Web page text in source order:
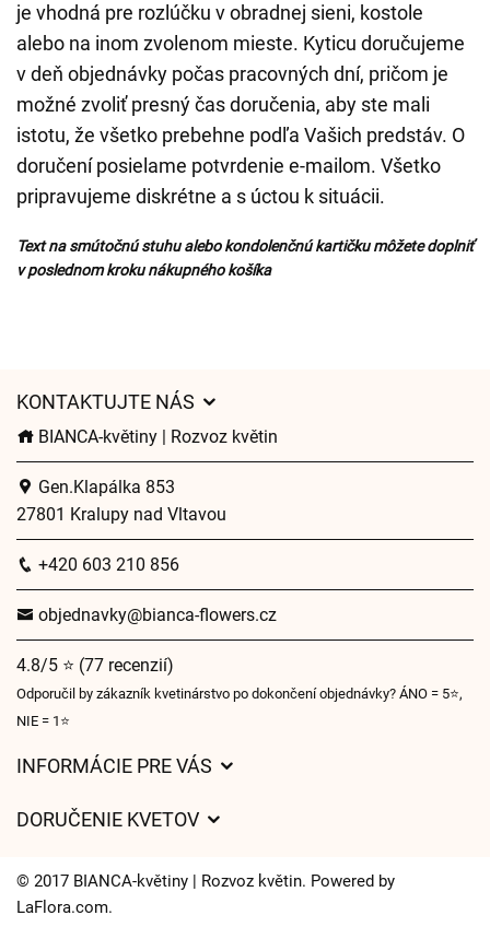
je vhodná pre rozlúčku v obradnej sieni, kostole
alebo na inom zvolenom mieste. Kyticu doručujeme
v deň objednávky počas pracovných dní, pričom je
možné zvoliť presný čas doručenia, aby ste mali
istotu, že všetko prebehne podľa Vašich predstáv. O
doručení posielame potvrdenie e-mailom. Všetko
pripravujeme diskrétne a s úctou k situácii.
Text na smútočnú stuhu alebo kondolenčnú kartičku môžete doplniť
v poslednom kroku nákupného košíka
KONTAKTUJTE NÁS
BIANCA-květiny | Rozvoz květin
Gen.Klapálka 853
27801 Kralupy nad Vltavou
+420 603 210 856
objednavky@bianca-flowers.cz
4.8/5 ⭐ (77 recenzií)
Odporučil by zákazník kvetinárstvo po dokončení objednávky? ÁNO = 5⭐,
NIE = 1⭐
INFORMÁCIE PRE VÁS
Časy doručenia kvetov – prehľad možností
DORUČENIE KVETOV
Kam doručujeme kvety
© 2017 BIANCA-květiny | Rozvoz květin. Powered by
LaFlora.com.